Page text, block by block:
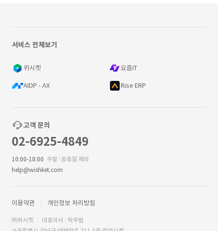
서비스 전체보기
위시켓 요즘IT
AIDP - AX Rise ERP
고객 문의
02-6925-4849
10:00-18:00 주말·공휴일 제외
help@wishket.com
이용약관 개인정보 처리방침
㈜위시켓
대표이사 : 박우범